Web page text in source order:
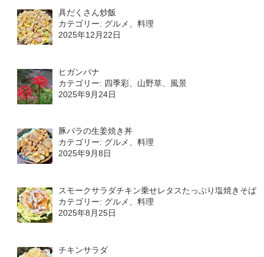
具だくさん炒飯
カテゴリー: グルメ、料理
2025年12月22日
ヒガンバナ
カテゴリー: 四季彩、山野草、風景
2025年9月24日
豚バラの生姜焼き丼
カテゴリー: グルメ、料理
2025年9月8日
スモークサラダチキン乗せレタスたっぷり塩焼きそば
カテゴリー: グルメ、料理
2025年8月25日
チキンサラダ